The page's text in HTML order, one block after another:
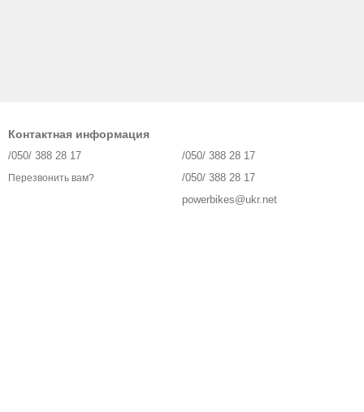
Контактная информация
/050/ 388 28 17
Перезвонить вам?
/050/ 388 28 17
/050/ 388 28 17
powerbikes@ukr.net